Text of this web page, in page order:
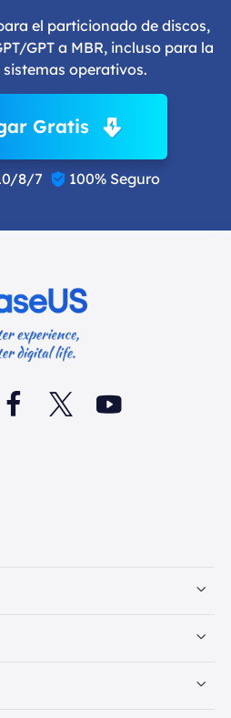
el particionado de discos,
GPT a MBR, incluso para la
operativos.
Gratis
8/7  100% Seguro
  
PC